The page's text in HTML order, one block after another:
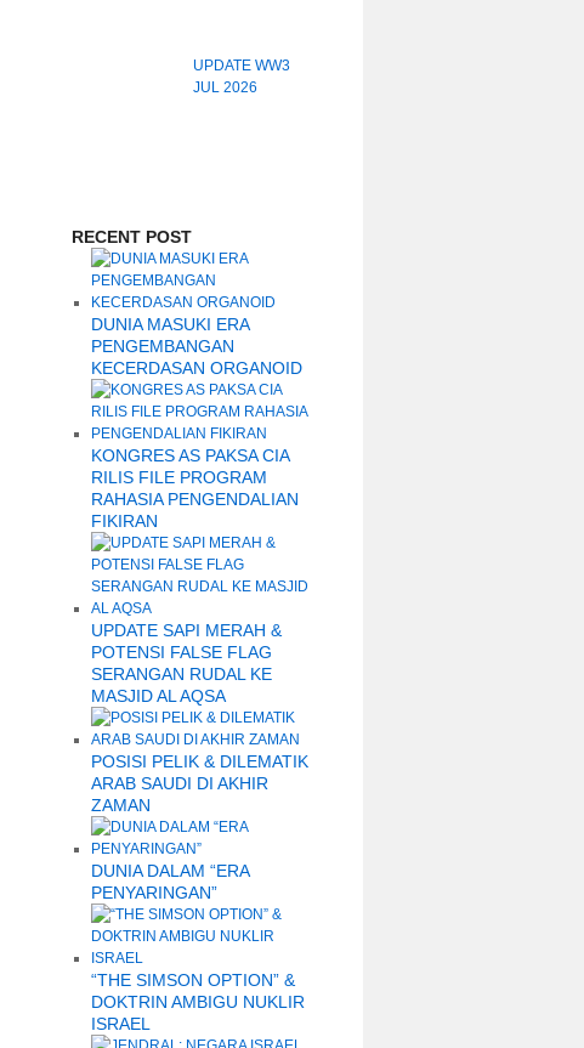
UPDATE WW3
JUL 2026
RECENT POST
DUNIA MASUKI ERA
PENGEMBANGAN
KECERDASAN ORGANOID
KONGRES AS PAKSA CIA
RILIS FILE PROGRAM
RAHASIA PENGENDALIAN
FIKIRAN
UPDATE SAPI MERAH &
POTENSI FALSE FLAG
SERANGAN RUDAL KE
MASJID AL AQSA
POSISI PELIK & DILEMATIK
ARAB SAUDI DI AKHIR
ZAMAN
DUNIA DALAM “ERA
PENYARINGAN”
“THE SIMSON OPTION” &
DOKTRIN AMBIGU NUKLIR
ISRAEL